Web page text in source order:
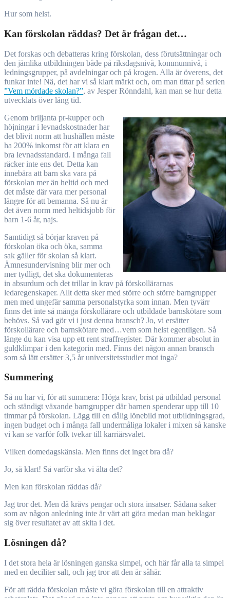
Hur som helst.
Kan förskolan räddas? Det är frågan det…
Det forskas och debatteras kring förskolan, dess förutsättningar och
den jämlika utbildningen både på riksdagsnivå, kommunnivå, i
ledningsgrupper, på avdelningar och på krogen. Alla är överens, det
funkar inte! Nä, det har vi så klart märkt och, om man tittar på serien
”Vem mördade skolan?”, av Jesper Rönndahl, kan man se hur detta
utvecklats över lång tid.
Genom briljanta pr-kupper och
höjningar i levnadskostnader har
det blivit norm att hushållen måste
ha 200% inkomst för att klara en
bra levnadsstandard. I många fall
räcker inte ens det. Detta kan
innebära att barn ska vara på
förskolan mer än heltid och med
det måste där vara mer personal
längre för att bemanna. Så nu är
det även norm med heltidsjobb för
barn 1-6 år, najs.
Samtidigt så börjar kraven på
förskolan öka och öka, samma
sak gäller för skolan så klart.
Ämnesundervisning blir mer och
mer tydligt, det ska dokumenteras
in absurdum och det trillar in krav på förskollärarnas
ledaregenskaper. Allt detta sker med större och större barngrupper
men med ungefär samma personalstyrka som innan. Men tyvärr
finns det inte så många förskollärare och utbildade barnskötare som
behövs. Så vad gör vi i just denna bransch? Jo, vi ersätter
förskollärare och barnskötare med…vem som helst egentligen. Så
länge du kan visa upp ett rent straffregister. Där kommer absolut in
guldklimpar i den kategorin med. Finns det någon annan bransch
som så lätt ersätter 3,5 år universitetsstudier mot inga?
Summering
Så nu har vi, för att summera: Höga krav, brist på utbildad personal
och ständigt växande barngrupper där barnen spenderar upp till 10
timmar på förskolan. Lägg till en dålig lönebild mot utbildningsgrad,
ingen budget och i många fall undermåliga lokaler i mixen så kanske
vi kan se varför folk tvekar till karriärsvalet.
Vilken domedagskänsla. Men finns det inget bra då?
Jo, så klart! Så varför ska vi älta det?
Men kan förskolan räddas då?
Jag tror det. Men då krävs pengar och stora insatser. Sådana saker
som av någon anledning inte är värt att göra medan man beklagar
sig över resultatet av att skita i det.
Lösningen då?
I det stora hela är lösningen ganska simpel, och här får alla ta simpel
med en deciliter salt, och jag tror att den är såhär.
För att rädda förskolan måste vi göra förskolan till en attraktiv